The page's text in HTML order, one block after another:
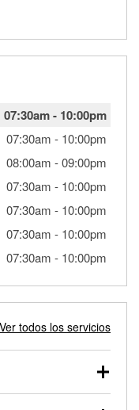
07:30am- 10:00pm
07:30am - 10:00pm
08:00am -09:00pm
07:30am - 10:00pm
07:30am - 10:00pm
07:30am - 10:00pm
07:30am - 10:00pm
Ver todos los servicios